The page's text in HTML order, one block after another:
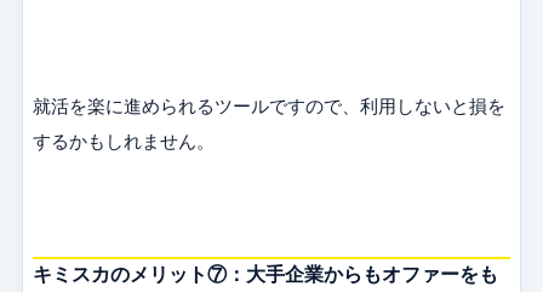
就活を楽に進められるツールですので、利用しないと損を
するかもしれません。
キミスカのメリット⑦：大手企業からもオファーをも